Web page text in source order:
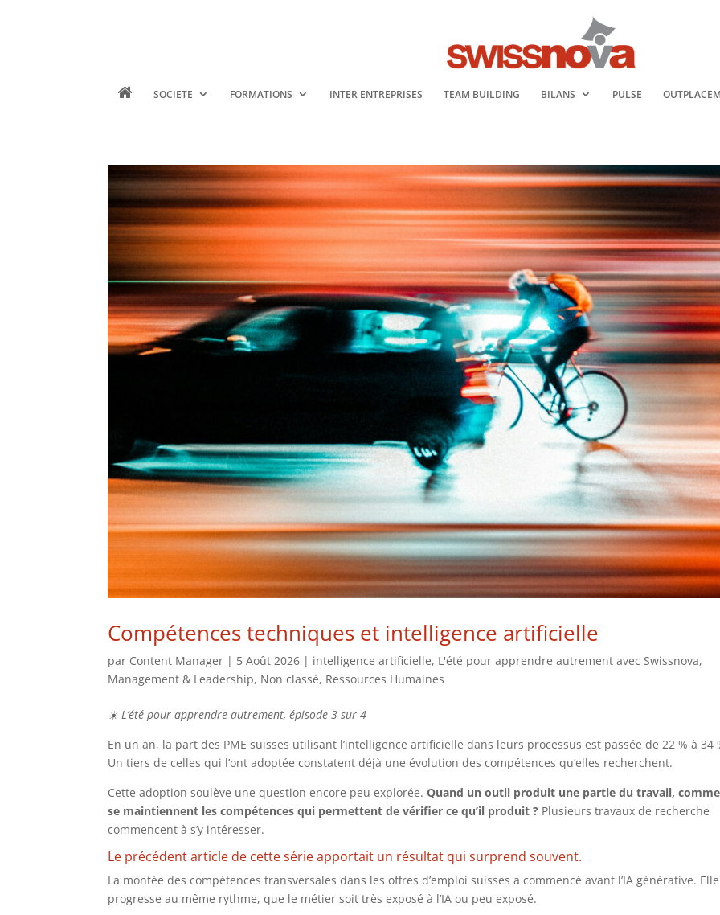
SOCIETE FORMATIONS INTER ENTREPRISES TEAM BUILDING BILANS PULSE
Compétences techniques et intelligence artificielle
par Content Manager | 5 Août 2026 | intelligence artificielle, L'été pour apprendre autrement avec Swissnova,
Management & Leadership, Non classé, Ressources Humaines
☀️ L’été pour apprendre autrement, épisode 3 sur 4
En un an, la part des PME suisses utilisant l’intelligence artificielle dans leurs processus est passée de 22 % à 34
Un tiers de celles qui l’ont adoptée constatent déjà une évolution des compétences qu’elles recherchent.
Cette adoption soulève une question encore peu explorée.Quand un outil produit une partie du travail,
se maintiennent les compétences qui permettent de vérifier ce qu’il produit ? Plusieurs travaux de recherche
commencent à s’y intéresser.
Le précédent article de cette série apportait un résultat qui surprend souvent.
La montée des compétences transversales dans les offres d’emploi suisses a commencé avant l’IA générative. Elle
progresse au même rythme, que le métier soit très exposé à l’IA ou peu exposé.